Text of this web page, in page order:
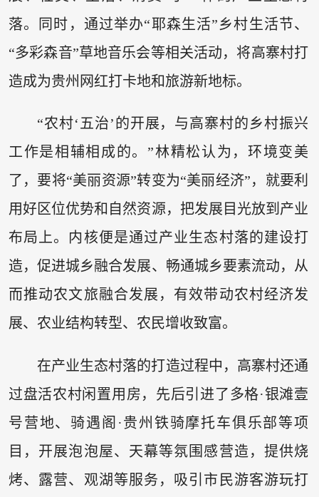
落。同时，通过举办“耶森生活”乡村生活节、
“多彩森音”草地音乐会等相关活动，将高寨村打
造成为贵州网红打卡地和旅游新地标。
“农村‘五治’的开展，与高寨村的乡村振兴
工作是相辅相成的。”林精松认为，环境变美
了，要将“美丽资源”转变为“美丽经济”，就要利
用好区位优势和自然资源，把发展目光放到产业
布局上。内核便是通过产业生态村落的建设打
造，促进城乡融合发展、畅通城乡要素流动，从
而推动农文旅融合发展，有效带动农村经济发
展、农业结构转型、农民增收致富。
在产业生态村落的打造过程中，高寨村还通
过盘活农村闲置用房，先后引进了多格·银滩壹
号营地、骑遇阁·贵州铁骑摩托车俱乐部等项
目，开展泡泡屋、天幕等氛围感营造，提供烧
烤、露营、观湖等服务，吸引市民游客游玩打